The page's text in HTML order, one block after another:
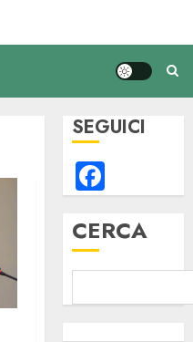
SEGUICI
CERCA